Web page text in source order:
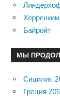
Байройт
МЫ
Сицилия
Греция